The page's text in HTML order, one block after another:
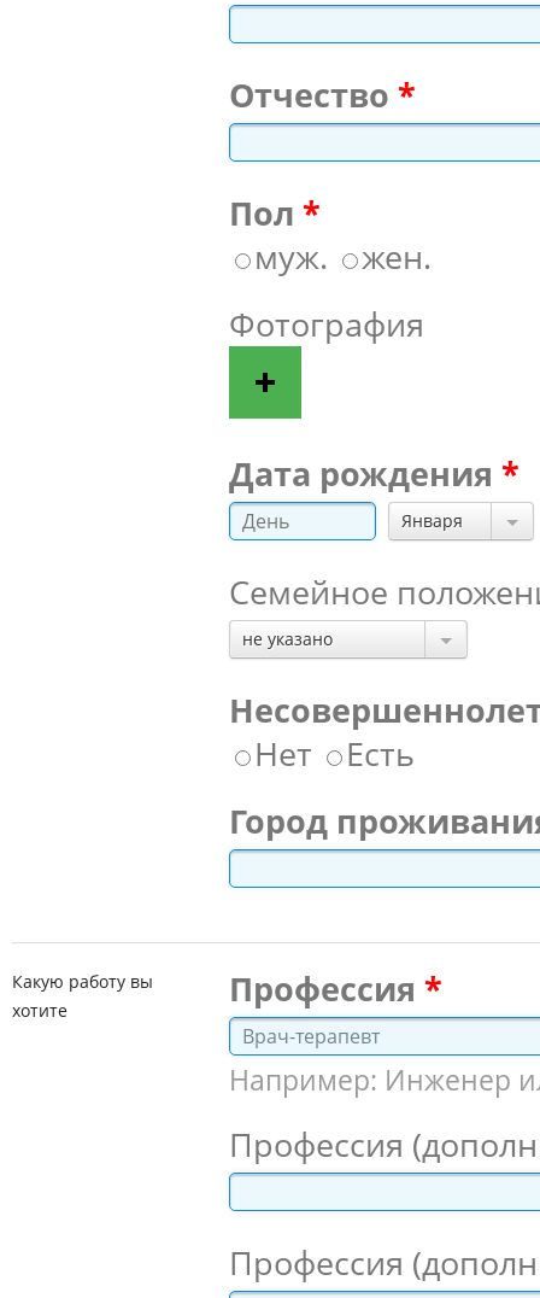
Отчество
Пол
муж.
жен.
Фотография
Дата рождения
Января
Семейное
не указано
Нет
Есть
Город
Какую работу вы
хотите
Профессия
Например: Инженер
Профессия
Профессия